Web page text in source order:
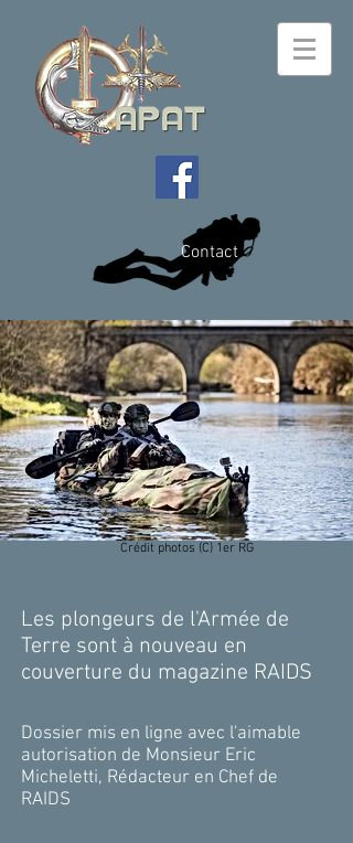
Contact
Crédit photos (C) 1er RG
Les plongeurs de l'Armée de
Terre sont à nouveau en
couverture du magazine RAIDS
Dossier mis en ligne avec l'aimable
autorisation de Monsieur Eric
Micheletti, Rédacteur en Chef de
RAIDS